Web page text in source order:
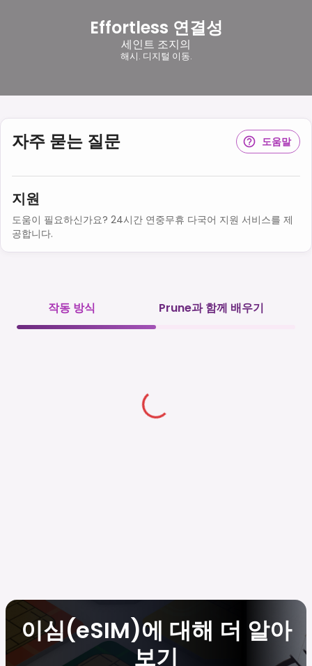
Effortless 연결성
세인트 조지의
해시. 디지털 이동.
자주 묻는 질문 도움말
지원
도움이 필요하신가요? 24시간 연중무휴 다국어 지원 서비스를 제
공합니다.
작동 방식 Prune과 함께 배우기
이심(eSIM)에 대해 더 알아
보기